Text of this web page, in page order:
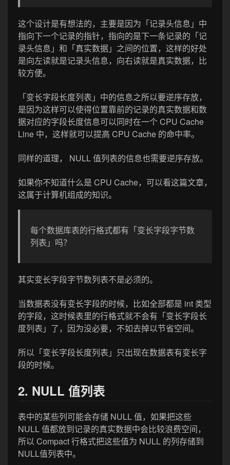
这个设计是有想法的，主要是因为「记录头信息」中
指向下一个记录的指针，指向的是下一条记录的「记
录头信息」和「真实数据」之间的位置，这样的好处
是向左读就是记录头信息，向右读就是真实数据，比
较方便。
「变长字段长度列表」中的信息之所以要逆序存放，
是因为这样可以使得位置靠前的记录的真实数据和数
据对应的字段长度信息可以同时在一个 CPU Cache
Line 中，这样就可以提高 CPU Cache 的命中率。
同样的道理， NULL 值列表的信息也需要逆序存放。
如果你不知道什么是 CPU Cache，可以看这篇文章，
这属于计算机组成的知识。
每个数据库表的行格式都有「变长字段字节数
列表」吗？
其实变长字段字节数列表不是必须的。
当数据表没有变长字段的时候，比如全部都是 int 类型
的字段，这时候表里的行格式就不会有「变长字段长
度列表」了，因为没必要，不如去掉以节省空间。
所以「变长字段长度列表」只出现在数据表有变长字
段的时候。
2. NULL 值列表
表中的某些列可能会存储 NULL 值，如果把这些
NULL 值都放到记录的真实数据中会比较浪费空间，
所以 Compact 行格式把这些值为 NULL 的列存储到
NULL值列表中。